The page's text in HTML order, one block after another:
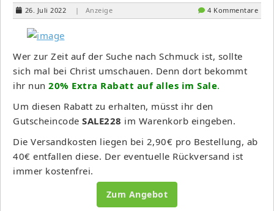
26. Juli 2022 | Anzeige 4 Kommentare
Wer zur Zeit auf der Suche nach Schmuck ist, sollte
sich mal bei Christ umschauen. Denn dort bekommt
ihr nun 20% Extra Rabatt auf alles im Sale.
Um diesen Rabatt zu erhalten, müsst ihr den
Gutscheincode SALE228 im Warenkorb eingeben.
Die Versandkosten liegen bei 2,90€ pro Bestellung, ab
40€ entfallen diese. Der eventuelle Rückversand ist
immer kostenfrei.
Zum Angebot